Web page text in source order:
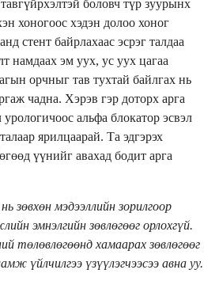
боловч түр зуурынх
хоногоос хэдэн долоо хоног
стент байрлахаас эсрэг талдаа
намдаах эм уух, ус уух цагаа
орчныг тав тухтай байлгах нь
чадна. Хэрэв гэр доторх арга
альфа блокатор эсвэл
ярилцаарай. Та эдгэрэх
үүнийг авахад бодит арга
зөвхөн мэдээллийн зорилгоор
эмнэлгийн зөвлөгөөг орлохгүй.
төлөвлөгөөнд хамаарах зөвлөгөөг
үйлчилгээ үзүүлэгчээсээ авна уу.